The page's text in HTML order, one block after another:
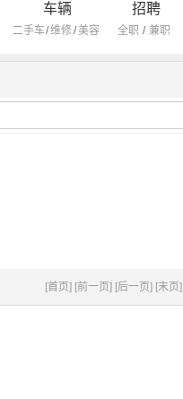
车辆
二手车/维修/美容
招聘
全职 / 兼职
[首页] [前一页] [后一页] [末页]